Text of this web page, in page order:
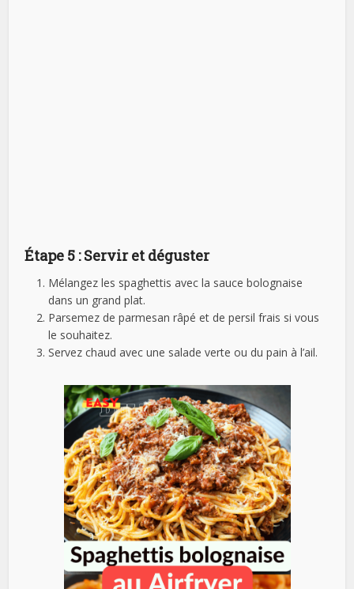
Étape 5 : Servir et déguster
Mélangez les spaghettis avec la sauce bolognaise
dans un grand plat.
Parsemez de parmesan râpé et de persil frais si vous
le souhaitez.
Servez chaud avec une salade verte ou du pain à l’ail.